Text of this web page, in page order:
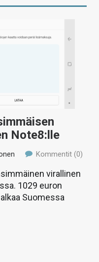
Note8:lle
Kommentit (0)
virallinen
1029 euron
Suomessa